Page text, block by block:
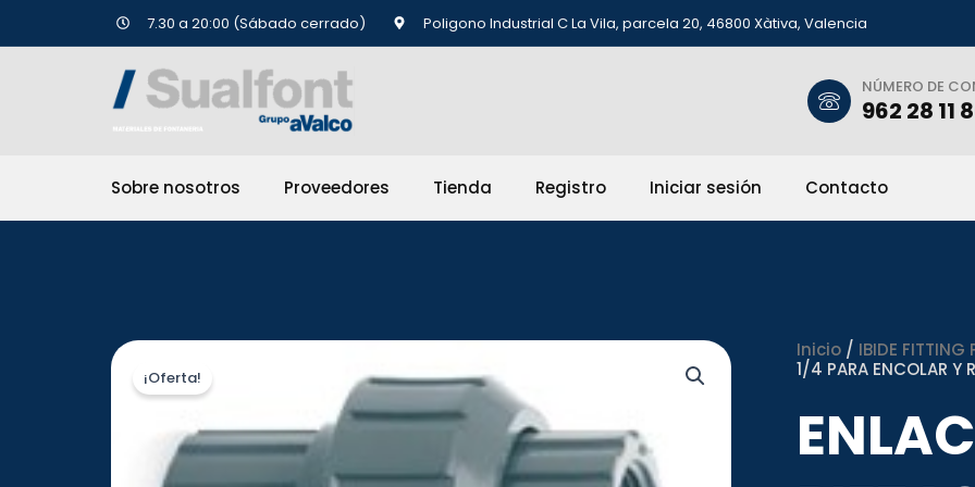
7.30 a 20:00 (Sábado cerrado) Poligono Industrial C La Vila, parcela 20, 46800 Xàtiva, Valencia
NÚMERO DE
962 28 11
Sobre nosotros Proveedores Tienda Registro Iniciar sesión Contacto
¡Oferta!
Inicio / IBIDE FITTING
1/4 PARA ENCOLAR Y